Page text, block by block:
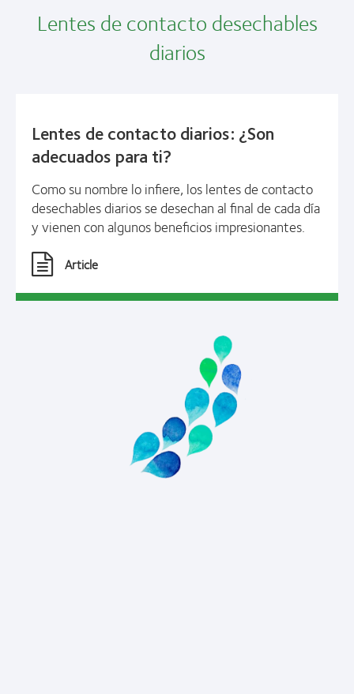
Lentes de contacto desechables
diarios
Lentes de contacto diarios: ¿Son
adecuados para ti?
Como su nombre lo infiere, los lentes de contacto
desechables diarios se desechan al final de cada día
y vienen con algunos beneficios impresionantes.
Article